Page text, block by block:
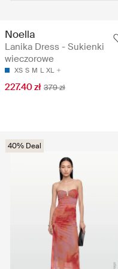
Noella
Lanika Dress - Sukienki
wieczorowe
XS S M L XL
227.40 zł 379 zł
40% Deal